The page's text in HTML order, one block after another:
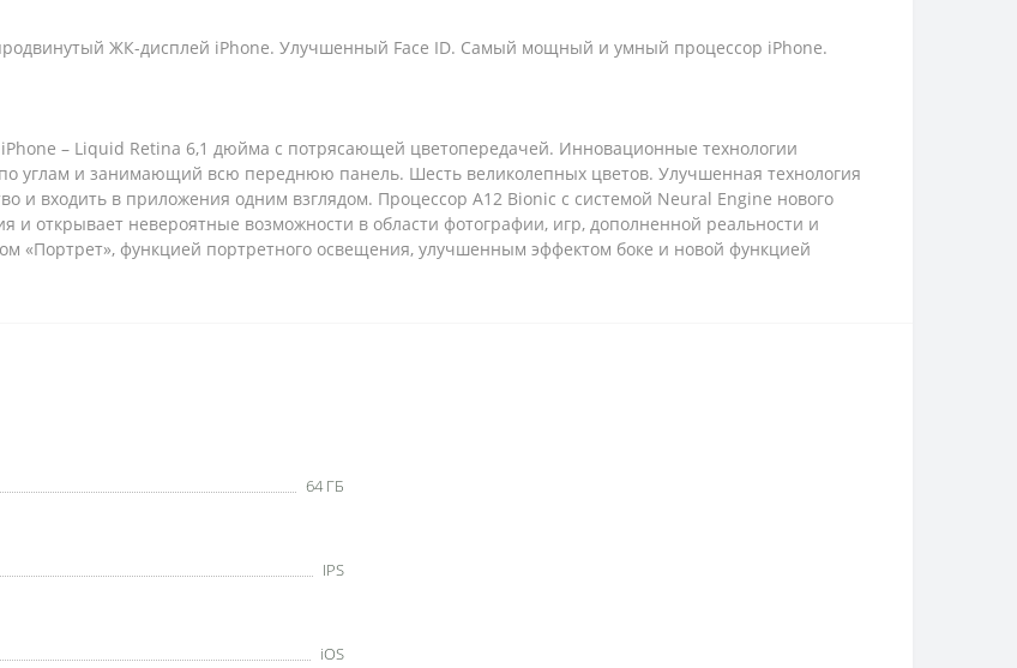
ЖК-дисплей iPhone. Улучшенный Face ID. Самый мощный и умный процессор iPhone.
– Liquid Retina 6,1 дюйма с потрясающей цветопередачей. Инновационные технологии
по углам и занимающий всю переднюю панель. Шесть великолепных цветов. Улучшенная технология
и входить в приложения одним взглядом. Процессор A12 Bionic с системой Neural Engine нового
и открывает невероятные возможности в области фотографии, игр, дополненной реальности и
«Портрет», функцией портретного освещения, улучшенным эффектом боке и новой функцией
64 ГБ
IPS
iOS